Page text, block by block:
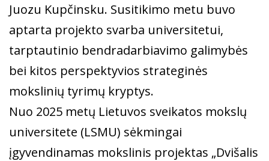
Juozu Kupčinsku. Susitikimo metu buvo
aptarta projekto svarba universitetui,
tarptautinio bendradarbiavimo galimybės
bei kitos perspektyvios strateginės
mokslinių tyrimų kryptys.
Nuo 2025 metų Lietuvos sveikatos mokslų
universitete (LSMU) sėkmingai
įgyvendinamas mokslinis projektas „Dvišalis